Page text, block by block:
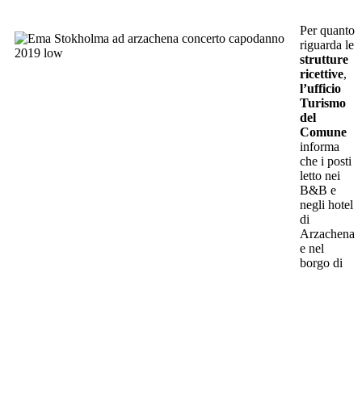
Per quanto
riguarda le
strutture
ricettive,
l’ufficio
Turismo
del
Comune
informa
che i posti
letto nei
B&B e
negli hotel
di
Arzachena
e nel
borgo di